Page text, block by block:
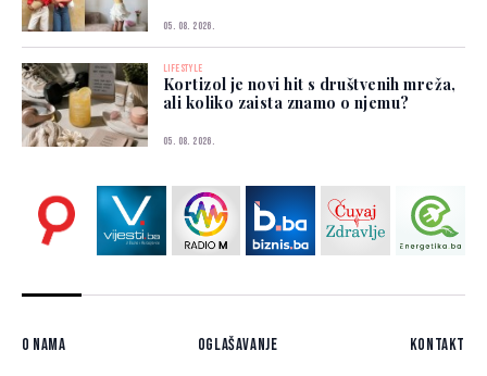
05. 08. 2026.
LIFESTYLE
Kortizol je novi hit s društvenih mreža,
ali koliko zaista znamo o njemu?
05. 08. 2026.
O nama Oglašavanje Kontakt